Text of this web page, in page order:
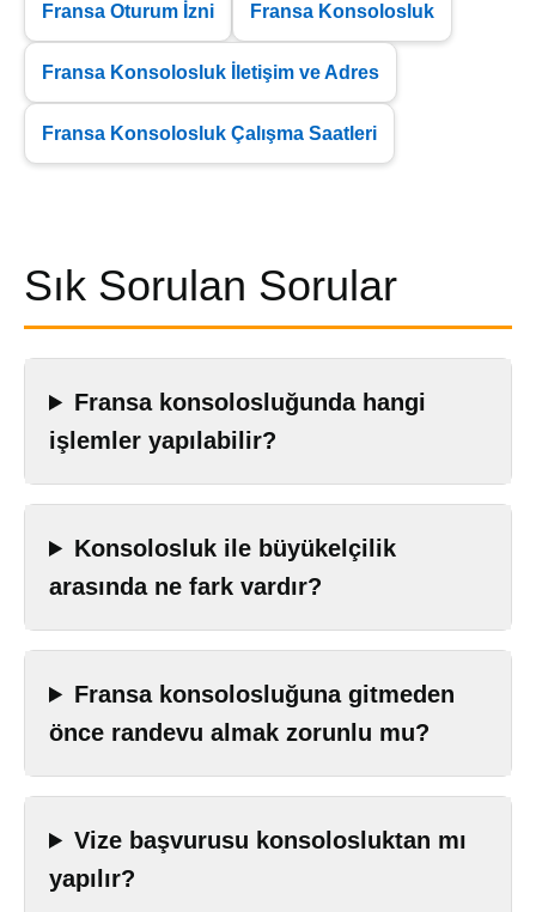
Fransa Oturum İzni Fransa Konsolosluk
Fransa Konsolosluk İletişim ve Adres
Fransa Konsolosluk Çalışma Saatleri
Sık Sorulan Sorular
Fransa konsolosluğunda hangi
işlemler yapılabilir?
Konsolosluk ile büyükelçilik
arasında ne fark vardır?
Fransa konsolosluğuna gitmeden
önce randevu almak zorunlu mu?
Vize başvurusu konsolosluktan mı
yapılır?